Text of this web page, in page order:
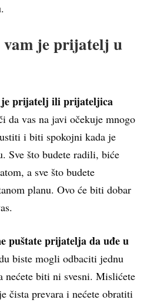
je prijatelj u
je prijatelj ili prijateljica
da vas na javi očekuje mnogo
i biti spokojni kada je
Sve što budete radili, biće
a sve što budete
planu. Ovo će biti dobar
puštate prijatelja da uđe u
biste mogli odbaciti jednu
biti ni svesni. Mislićete
čista prevara i nećete obratiti